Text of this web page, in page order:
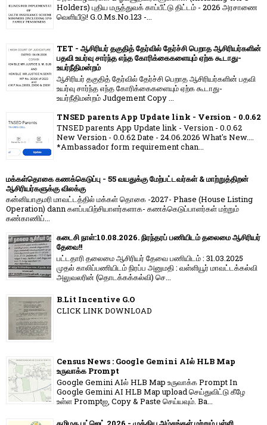
Holders) புதிய மருத்துவக் காப்பீட்டு திட்டம் - 2026 அரசாணை
வெளியீடு! G.O.Ms.No.123 -...
TET - ஆசிரியர் தகுதித் தேர்வில் தேர்ச்சி பெறாத ஆசிரியர்களின்
பதவி உயர்வு சார்ந்த எந்த கோரிக்கைகளையும் ஏற்க கூடாது-
உயர்நீதிமன்றம்
ஆசிரியர் தகுதித் தேர்வில் தேர்ச்சி பெறாத ஆசிரியர்களின் பதவி
உயர்வு சார்ந்த எந்த கோரிக்கைகளையும் ஏற்க கூடாது-
உயர்நீதிமன்றம் Judgement Copy ...
TNSED parents App Update link - Version - 0.0.62
TNSED parents App Update link - Version - 0.0.62
New Version - 0.0.62 Date - 24.06.2026 What's New....
*Ambassador form requirement chan...
மக்கள்தொகை கணக்கெடுப்பு - 55 வயதுக்கு மேற்பட்டவர்கள் & மாற்றுத்திறன்
ஆசிரியர்களுக்கு விலக்கு
கன்னியாகுமரி மாவட்டத்தில் மக்கள் தொகை -2027- Phase (House Listing
Operation) dann களப்பயிற்சியாளர்களாக- கணக்கெடுப்பாளர்கள் மற்றும்
கண்காணிப்...
கடைசி நாள்:10.08.2026. நிரந்தரப் பணியிடம் தலைமை ஆசிரியர்
தேவை!!
பட்டதாரி தலைமை ஆசிரியர் தேவை பணியிடம் : 31.03.2025
முதல் காலிப்பணியிடம் நிரப்ப அனுமதி : வள்ளியூர் மாவட்டக்கல்வி
அலுவலரின் (தொடக்கக்கல்வி) செ...
B.Lit Incentive G.O
CLICK LINK DOWNLOAD
Census News : Google Gemini AIல் HLB Map
உருவாக்க Prompt
Google Gemini AIல் HLB Map உருவாக்க Prompt In
Google Gemini AI HLB Map upload செய்துவிட்டு கீழே
உள்ள Promptஐ, Copy & Paste செய்யவும். Ba...